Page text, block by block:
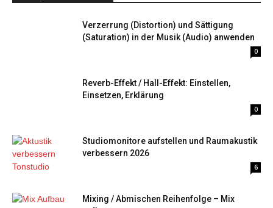
Verzerrung (Distortion) und Sättigung
(Saturation) in der Musik (Audio) anwenden
0
Reverb-Effekt / Hall-Effekt: Einstellen,
Einsetzen, Erklärung
0
Studiomonitore aufstellen und Raumakustik
verbessern 2026
6
Mixing / Abmischen Reihenfolge – Mix